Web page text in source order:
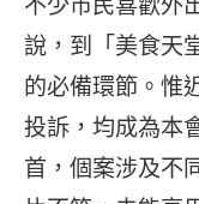
說，到「美食天
的必備環節。惟
投訴，均成為本
首，個案涉及不